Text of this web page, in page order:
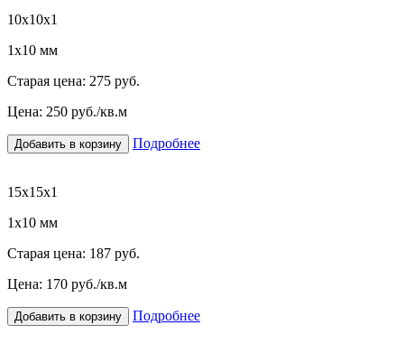
10х10х1
1х10 мм
Старая цена: 275 руб.
Цена: 250 руб./кв.м
Добавить в корзину Подробнее
15х15х1
1х10 мм
Старая цена: 187 руб.
Цена: 170 руб./кв.м
Добавить в корзину Подробнее